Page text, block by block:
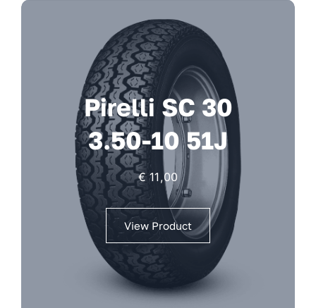
Pirelli SC 30
3.50-10 51J
€11,00
View Product